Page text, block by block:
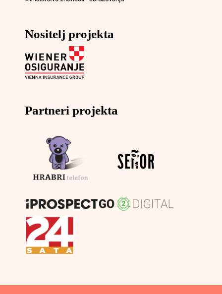
Nositelj projekta
Partneri projekta